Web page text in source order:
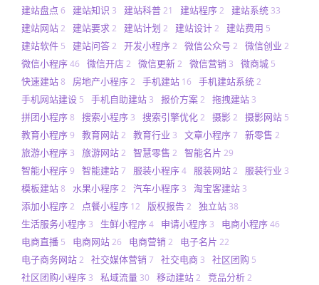
建站盘点 6 建站知识 3 建站科普21 建站程序2 建站系统 33
建站网站2 建站要求2 建站计划 2 建站设计2 建站费用 5
建站软件 5 建站问答2 开发小程序2 微信公众号 2 微信创业 2
微信小程序46 微信开店2 微信更新2 微信营销 3 微商城 5
快速建站8 房地产小程序2 手机建站 16 手机建站系统2
手机网站建设 5 手机自助建站 3 报价方案2 拖拽建站 3
拼团小程序8 搜索小程序 3 搜索引擎优化2 摄影2 摄影网站 5
教育小程序9 教育网站2 教育行业 3 文章小程序7 新零售 2
旅游小程序 3 旅游网站2 智慧零售 2 智能名片 29
智能小程序9 智能建站7 服装小程序4 服装网站2 服装行业 3
模板建站8 水果小程序2 汽车小程序 3 淘宝客建站 3
添加小程序2 点餐小程序 12 版权报告2 独立站 38
生活服务小程序 3 生鲜小程序4 申请小程序 3 电商小程序46
电商直播 5 电商网站26 电商营销 2 电子名片 22
电子商务网站2 社交媒体营销 7 社交电商 3 社区团购 5
社区团购小程序 3 私域流量 30 移动建站2 竞品分析2